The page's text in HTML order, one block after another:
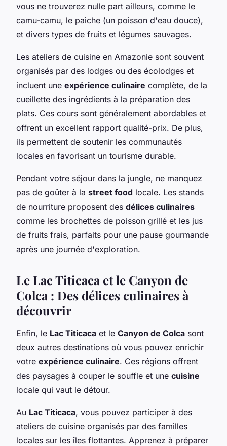
vous ne trouverez nulle part ailleurs, comme le
camu-camu, le paiche (un poisson d'eau douce),
et divers types de fruits et légumes sauvages.
Les ateliers de cuisine en Amazonie sont souvent
organisés par des lodges ou des écolodges et
incluent une expérience culinaire complète, de la
cueillette des ingrédients à la préparation des
plats. Ces cours sont généralement abordables et
offrent un excellent rapport qualité-prix. De plus,
ils permettent de soutenir les communautés
locales en favorisant un tourisme durable.
Pendant votre séjour dans la jungle, ne manquez
pas de goûter à la street food locale. Les stands
de nourriture proposent des délices culinaires
comme les brochettes de poisson grillé et les jus
de fruits frais, parfaits pour une pause gourmande
après une journée d'exploration.
Le Lac Titicaca et le Canyon de
Colca : Des délices culinaires à
découvrir
Enfin, le Lac Titicaca et le Canyon de Colca sont
deux autres destinations où vous pouvez enrichir
votre expérience culinaire. Ces régions offrent
des paysages à couper le souffle et une cuisine
locale qui vaut le détour.
Au Lac Titicaca, vous pouvez participer à des
ateliers de cuisine organisés par des familles
locales sur les îles flottantes. Apprenez à préparer